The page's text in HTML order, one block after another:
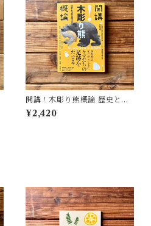
開講！木彫り熊概論 歴史と文
化を旅する | 北海道大学大学院
文学院文化多様性論講座博物
¥2,420